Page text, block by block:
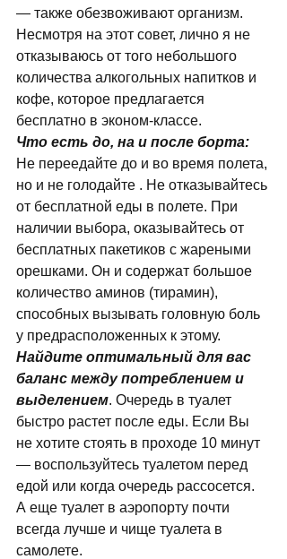
— также обезвоживают организм.
Несмотря на этот совет, лично я не
отказываюсь от того небольшого
количества алкогольных напитков и
кофе, которое предлагается
бесплатно в эконом-классе.
Что есть до, на и после борта:
Не переедайте до и во время полета,
но и не голодайте . Не отказывайтесь
от бесплатной еды в полете. При
наличии выбора, оказывайтесь от
бесплатных пакетиков с жареными
орешками. Он и содержат большое
количество аминов (тирамин),
способных вызывать головную боль
у предрасположенных к этому.
Найдите оптимальный для вас
баланс между потреблением и
выделением. Очередь в туалет
быстро растет после еды. Если Вы
не хотите стоять в проходе 10 минут
— воспользуйтесь туалетом перед
едой или когда очередь рассосется.
А еще туалет в аэропорту почти
всегда лучше и чище туалета в
самолете.